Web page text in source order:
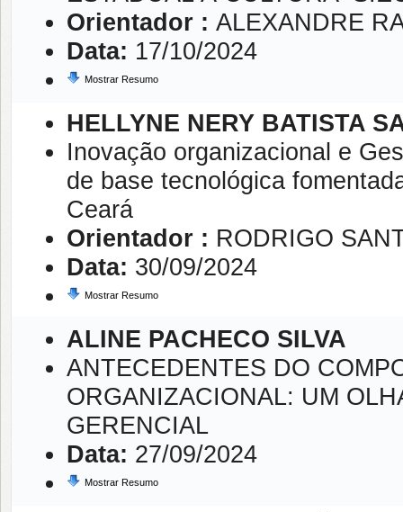
Orientador : ALEXANDRE
Data: 17/10/2024
Mostrar Resumo
HELLYNE NERY BATISTA
Inovação organizacional e
de base tecnológica
Ceará
Orientador : RODRIGO
Data: 30/09/2024
Mostrar Resumo
ALINE PACHECO SILVA
ANTECEDENTES DO
ORGANIZACIONAL: UM
GERENCIAL
Data: 27/09/2024
Mostrar Resumo